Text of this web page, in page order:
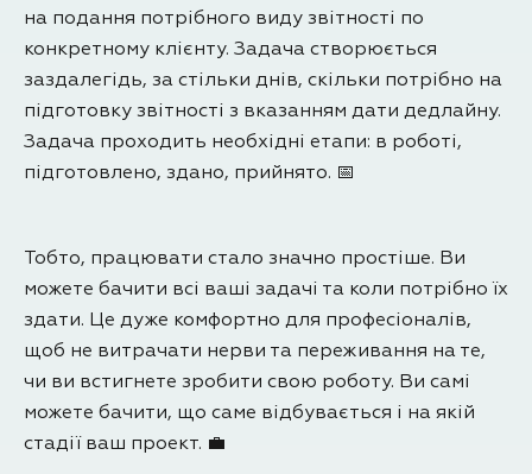
на подання потрібного виду звітності по
конкретному клієнту. Задача створюється
заздалегідь, за стільки днів, скільки потрібно на
підготовку звітності з вказанням дати дедлайну.
Задача проходить необхідні етапи: в роботі,
підготовлено, здано, прийнято. 📅
Тобто, працювати стало значно простіше. Ви
можете бачити всі ваші задачі та коли потрібно їх
здати. Це дуже комфортно для професіоналів,
щоб не витрачати нерви та переживання на те,
чи ви встигнете зробити свою роботу. Ви самі
можете бачити, що саме відбувається і на якій
стадії ваш проект. 💼